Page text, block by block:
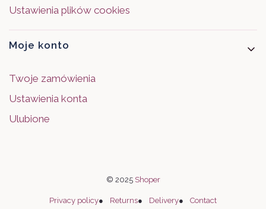
Ustawienia plików cookies
Moje konto
Twoje zamówienia
Ustawienia konta
Ulubione
© 2025 Shoper
Privacy policy● Returns● Delivery● Contact